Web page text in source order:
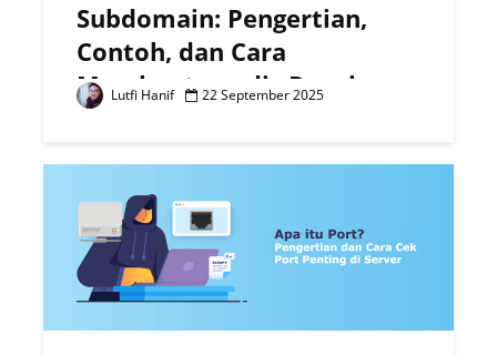
Subdomain: Pengertian,
Contoh, dan Cara
Membuatnya di cPanel
Lutfi Hanif 22 September 2025